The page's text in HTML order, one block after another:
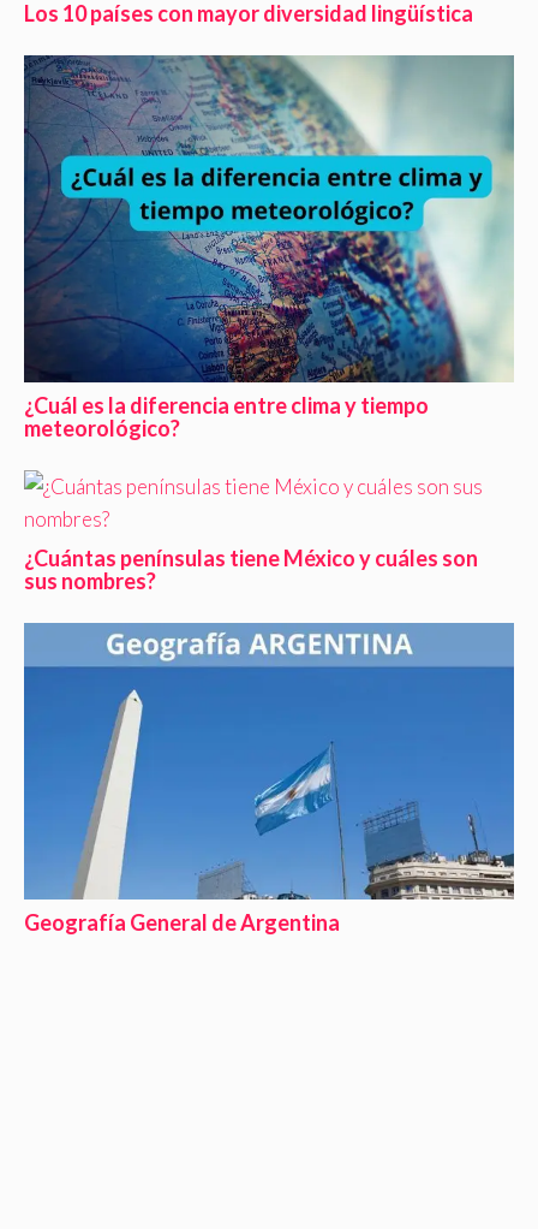
Los 10 países con mayor diversidad lingüística
¿Cuál es la diferencia entre clima y tiempo
meteorológico?
¿Cuántas penínsulas tiene México y cuáles son
sus nombres?
Geografía General de Argentina